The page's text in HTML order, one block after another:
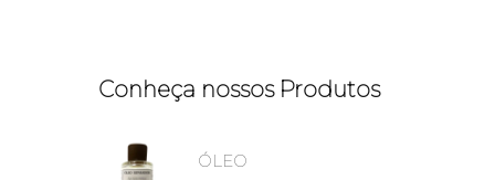
Conheça nossos Produtos
ÓLEO